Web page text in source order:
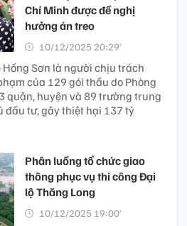
Chí Minh được đề nghị
hưởng án treo
10/12/2025 20:29’
Hồng Sơn là người chịu trách
của 129 gói thầu do Phòng
quận, huyện và 89 trường trung
đầu tư, gây thiệt hại 137 tỷ
Phân luồng tổ chức giao
thông phục vụ thi công Đại
lộ Thăng Long
10/12/2025 19:00’